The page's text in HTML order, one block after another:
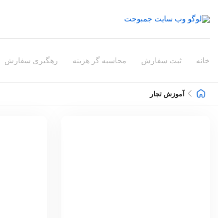
خانه ثبت سفارش محاسبه گر هزینه رهگیری سفارش
آموزش تجار